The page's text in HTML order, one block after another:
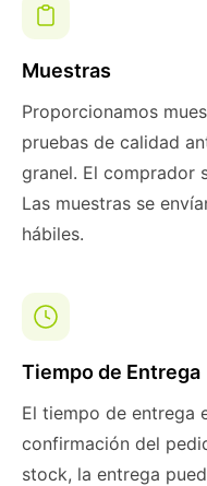
Muestras
Proporcionamos
pruebas de calidad
granel. El comprador
Las muestras se
hábiles.
Tiempo de Entrega
El tiempo de entrega
confirmación del
stock, la entrega